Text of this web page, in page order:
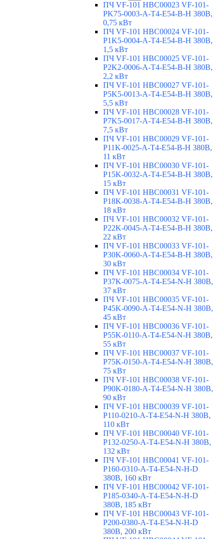
ПЧ VF-101 HBC00023 VF-101-
PK75-0003-A-T4-E54-B-H 380В,
0,75 кВт
ПЧ VF-101 HBC00024 VF-101-
P1K5-0004-A-T4-E54-B-H 380В,
1,5 кВт
ПЧ VF-101 HBC00025 VF-101-
P2K2-0006-A-T4-E54-B-H 380В,
2,2 кВт
ПЧ VF-101 HBC00027 VF-101-
P5K5-0013-A-T4-E54-B-H 380В,
5,5 кВт
ПЧ VF-101 HBC00028 VF-101-
P7K5-0017-A-T4-E54-B-H 380В,
7,5 кВт
ПЧ VF-101 HBC00029 VF-101-
P11K-0025-A-T4-E54-B-H 380В,
11 кВт
ПЧ VF-101 HBC00030 VF-101-
P15K-0032-A-T4-E54-B-H 380В,
15 кВт
ПЧ VF-101 HBC00031 VF-101-
P18K-0038-A-T4-E54-B-H 380В,
18 кВт
ПЧ VF-101 HBC00032 VF-101-
P22K-0045-A-T4-E54-B-H 380В,
22 кВт
ПЧ VF-101 HBC00033 VF-101-
P30K-0060-A-T4-E54-B-H 380В,
30 кВт
ПЧ VF-101 HBC00034 VF-101-
P37K-0075-A-T4-E54-N-H 380В,
37 кВт
ПЧ VF-101 HBC00035 VF-101-
P45K-0090-A-T4-E54-N-H 380В,
45 кВт
ПЧ VF-101 HBC00036 VF-101-
P55K-0110-A-T4-E54-N-H 380В,
55 кВт
ПЧ VF-101 HBC00037 VF-101-
P75K-0150-A-T4-E54-N-H 380В,
75 кВт
ПЧ VF-101 HBC00038 VF-101-
P90K-0180-A-T4-E54-N-H 380В,
90 кВт
ПЧ VF-101 HBC00039 VF-101-
P110-0210-A-T4-E54-N-H 380В,
110 кВт
ПЧ VF-101 HBC00040 VF-101-
P132-0250-A-T4-E54-N-H 380В,
132 кВт
ПЧ VF-101 HBC00041 VF-101-
P160-0310-A-T4-E54-N-H-D
380В, 160 кВт
ПЧ VF-101 HBC00042 VF-101-
P185-0340-A-T4-E54-N-H-D
380В, 185 кВт
ПЧ VF-101 HBC00043 VF-101-
P200-0380-A-T4-E54-N-H-D
380В, 200 кВт